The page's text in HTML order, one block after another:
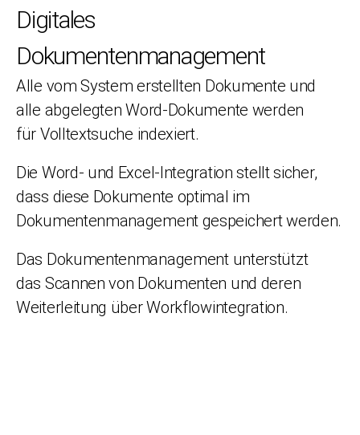
Digitales
Dokumentenmanagement
Alle vom System erstellten Dokumente und
alle abgelegten Word-Dokumente werden
für Volltextsuche indexiert.
Die Word- und Excel-Integration stellt sicher,
dass diese Dokumente optimal im
Dokumentenmanagement gespeichert werden.
Das Dokumentenmanagement unterstützt
das Scannen von Dokumenten und deren
Weiterleitung über Workflowintegration.